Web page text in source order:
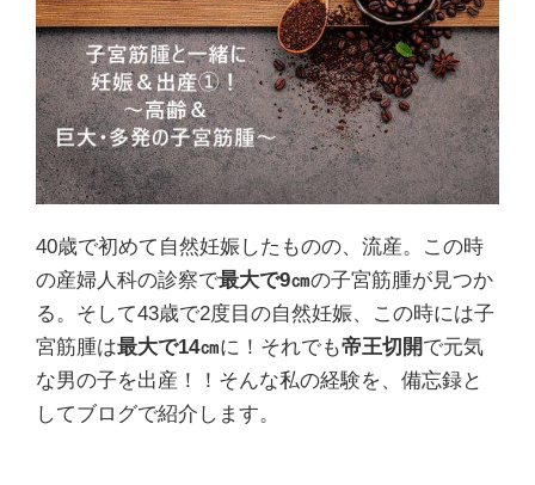
40歳で初めて自然妊娠したものの、流産。この時
の産婦人科の診察で最大で9㎝の子宮筋腫が見つか
る。そして43歳で2度目の自然妊娠、この時には子
宮筋腫は最大で14㎝に！それでも帝王切開で元気
な男の子を出産！！そんな私の経験を、備忘録と
してブログで紹介します。